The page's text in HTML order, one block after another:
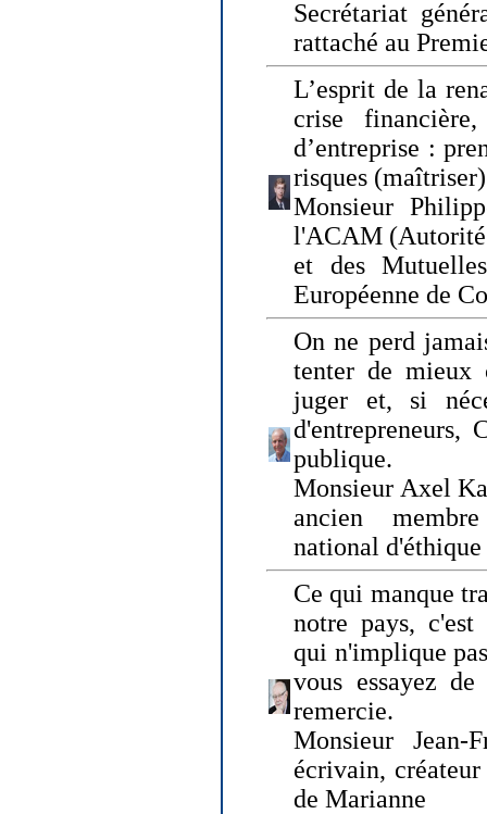
Secrétariat
rattaché au
L’esprit de la
crise
d’entreprise :
risques
Monsieur
l'ACAM (Autorité
et des
Européenne de
On ne perd
tenter de mieux
juger et, si
d'entrepreneurs,
publique.
Monsieur Axel
ancien
national d'éthique
Ce qui manque
notre pays,
qui n'implique
vous essayez
remercie.
Monsieur Jean-
écrivain,
de Marianne